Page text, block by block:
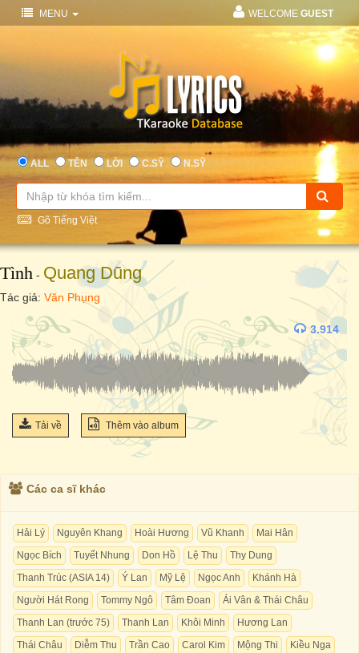
MENU WELCOME GUEST
ALL TÊN LỜI C.SỸ N.SỸ
Gõ Tiếng Việt
Tình - Quang Dũng
Tác giả: Văn Phụng
3.914
Tải về Thêm vào album
Các ca sĩ khác
Hải Lý Nguyên Khang Hoài Hương Vũ Khanh
Mai Hân
Ngọc Bích
Tuyết Nhung Don Hồ Lệ Thu
Thy Dung
Thanh Trúc (ASIA 14)
Ý Lan Mỹ Lệ Ngọc Anh
Khánh Hà
Người Hát Rong
Tommy Ngô Tâm Đoan
Ái Vân & Thái Châu
Thanh Lan (trước 75)
Thanh Lan Khôi Minh
Hương Lan
Thái Châu
Diễm Thu Trần Cao Carol Kim Mộng Thi
Kiều Nga